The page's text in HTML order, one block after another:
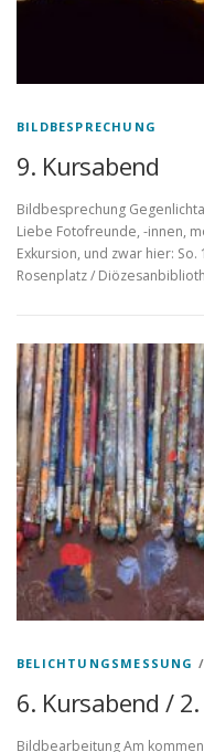
BILDBESPRECHUNG
9. Kursabend
Bildbesprechung
Liebe Fotofreunde, -innen,
Exkursion, und zwar hier:
Rosenplatz /
BELICHTUNGSMESSUNG /
6. Kursabend /
Bildbearbeitung Am